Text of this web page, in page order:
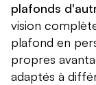
plafonds
vision
plafond en
propres
adaptés à